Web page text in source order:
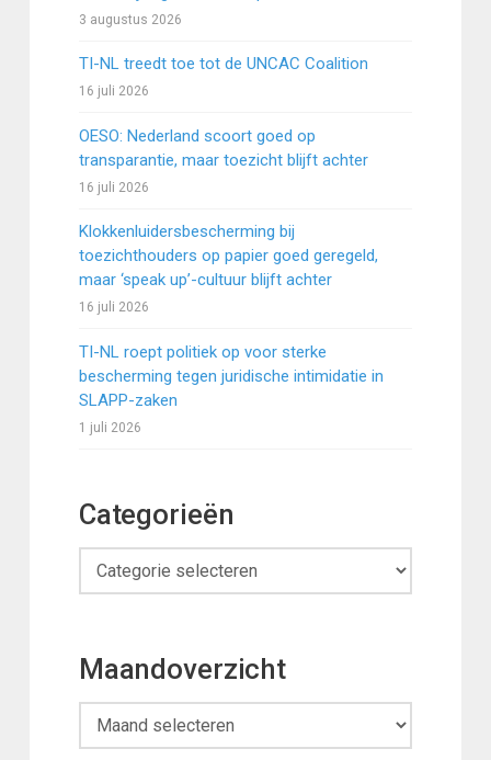
3 augustus 2026
TI-NL treedt toe tot de UNCAC Coalition
16 juli 2026
OESO: Nederland scoort goed op
transparantie, maar toezicht blijft achter
16 juli 2026
Klokkenluidersbescherming bij
toezichthouders op papier goed geregeld,
maar ‘speak up’-cultuur blijft achter
16 juli 2026
TI-NL roept politiek op voor sterke
bescherming tegen juridische intimidatie in
SLAPP-zaken
1 juli 2026
Categorieën
Categorieën
Maandoverzicht
Maandoverzicht